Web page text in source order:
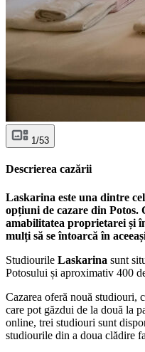
1/53
Descrierea cazării
Laskarina este una dintre
opțiuni de cazare din
amabilitatea proprietarei și
mulți să se întoarcă în
Studiourile Laskarina sunt
Potosului și aproximativ 400
Cazarea oferă nouă studiouri,
care pot găzdui de la două la
online, trei studiouri sunt
studiourile din a doua clădire